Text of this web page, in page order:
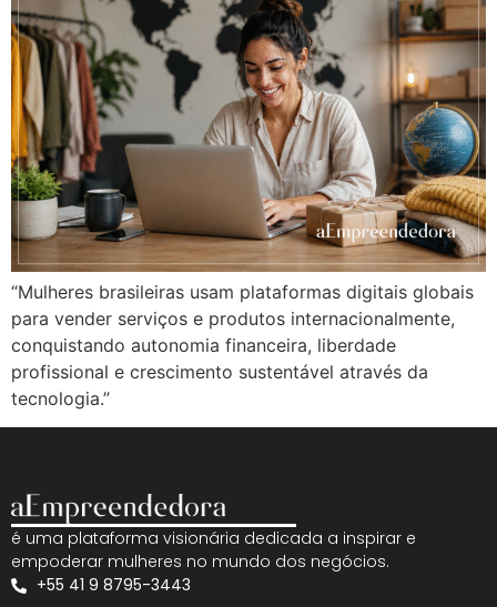
“Mulheres brasileiras usam plataformas digitais globais
para vender serviços e produtos internacionalmente,
conquistando autonomia financeira, liberdade
profissional e crescimento sustentável através da
tecnologia.”
é uma plataforma visionária dedicada a inspirar e
empoderar mulheres no mundo dos negócios.
+55 41 9 8795-3443